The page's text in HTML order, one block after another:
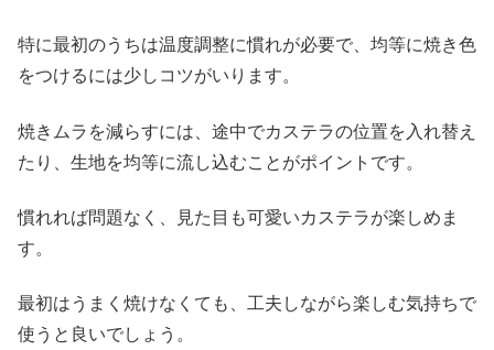
特に最初のうちは温度調整に慣れが必要で、均等に焼き色
をつけるには少しコツがいります。
焼きムラを減らすには、途中でカステラの位置を入れ替え
たり、生地を均等に流し込むことがポイントです。
慣れれば問題なく、見た目も可愛いカステラが楽しめま
す。
最初はうまく焼けなくても、工夫しながら楽しむ気持ちで
使うと良いでしょう。